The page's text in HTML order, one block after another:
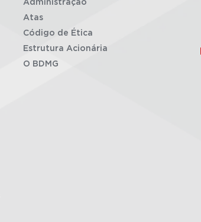
Administração
Atas
Código de Ética
Estrutura Acionária
O BDMG